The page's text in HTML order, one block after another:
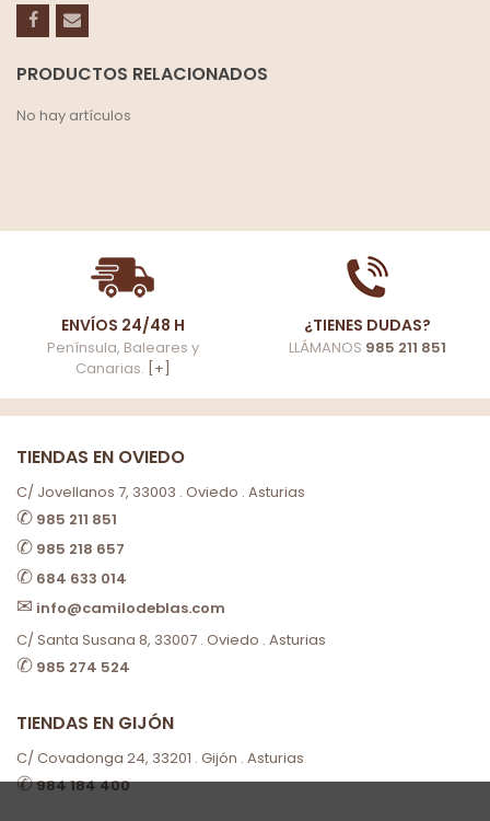
PRODUCTOS RELACIONADOS
No hay artículos
ENVÍOS 24/48 H
Península, Baleares y
Canarias. [+]
¿TIENES DUDAS?
LLÁMANOS 985 211 851
TIENDAS EN OVIEDO
C/ Jovellanos 7, 33003 . Oviedo . Asturias
✆ 985 211 851
✆ 985 218 657
✆ 684 633 014
✉ info@camilodeblas.com
C/ Santa Susana 8, 33007 . Oviedo . Asturias
✆ 985 274 524
TIENDAS EN GIJÓN
C/ Covadonga 24, 33201 . Gijón . Asturias
✆984 184 400